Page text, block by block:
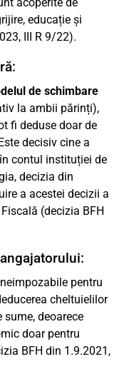
educație și
III R 9/22).
de schimbare
la ambii părinți),
fi deduse doar de
decisiv cine a
contul instituției de
decizia din
a acestei decizii a
(decizia BFH
pentru
cheltuielilor
sume, deoarece
doar pentru
BFH din 1.9.2021,